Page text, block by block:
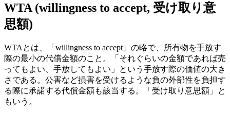
WTA (willingness to accept, 受け取り意
思額)
WTAとは、「willingness to accept」の略で、所有物を手放す
際の最小の代償金額のこと。「それぐらいの金額であれば売
ってもよい、手放してもよい」という手放す際の価値の大き
さである。公害など損害を受けるような負の外部性を負担す
る際に承諾する代償金額も該当する。「受け取り意思額」と
もいう。